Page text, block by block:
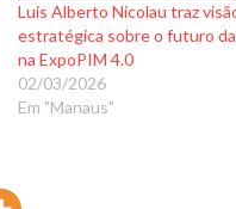
Luis Alberto Nicolau traz
estratégica sobre o futuro
na ExpoPIM 4.0
02/03/2026
Em "Manaus"